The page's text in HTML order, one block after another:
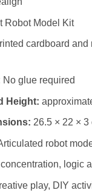
Robot Model Kit
cardboard and
No glue required
Height:
26.5 × 22 × 3
robot
concentration, logic
play, DIY